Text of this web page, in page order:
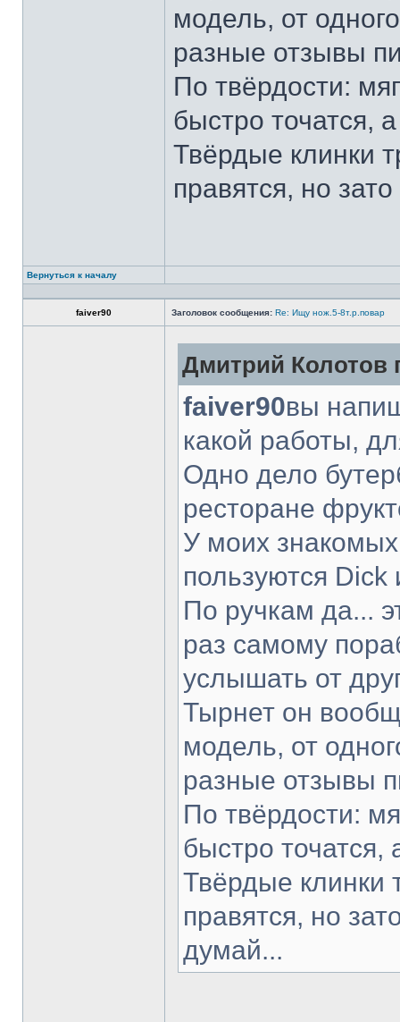
модель, от
разные отзывы
По твёрдости:
быстро точатся,
Твёрдые клинки
правятся, но
Вернуться к началу
faiver90 Заголовок сообщения: Re: Ищу нож.5-8т.р.повар
Дмитрий Колотов
faiver90вы
какой работы,
Одно дело
ресторане
У моих
пользуются Dick
По ручкам да...
раз самому
услышать от
Тырнет он
модель, от
разные отзывы
По твёрдости:
быстро точатся,
Твёрдые клинки
правятся, но
думай...